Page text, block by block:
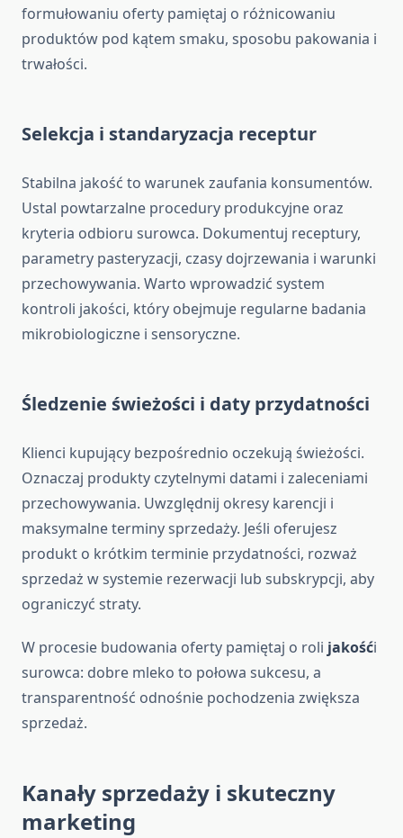
formułowaniu oferty pamiętaj o różnicowaniu
produktów pod kątem smaku, sposobu pakowania i
trwałości.
Selekcja i standaryzacja receptur
Stabilna jakość to warunek zaufania konsumentów.
Ustal powtarzalne procedury produkcyjne oraz
kryteria odbioru surowca. Dokumentuj receptury,
parametry pasteryzacji, czasy dojrzewania i warunki
przechowywania. Warto wprowadzić system
kontroli jakości, który obejmuje regularne badania
mikrobiologiczne i sensoryczne.
Śledzenie świeżości i daty przydatności
Klienci kupujący bezpośrednio oczekują świeżości.
Oznaczaj produkty czytelnymi datami i zaleceniami
przechowywania. Uwzględnij okresy karencji i
maksymalne terminy sprzedaży. Jeśli oferujesz
produkt o krótkim terminie przydatności, rozważ
sprzedaż w systemie rezerwacji lub subskrypcji, aby
ograniczyć straty.
W procesie budowania oferty pamiętaj o roli jakośći
surowca: dobre mleko to połowa sukcesu, a
transparentność odnośnie pochodzenia zwiększa
sprzedaż.
Kanały sprzedaży i skuteczny
marketing